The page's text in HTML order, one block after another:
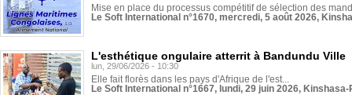
Mise en place du processus compétitif de sélection des
Le Soft International n°1670, mercredi, 5 août 2026,
L'esthétique ongulaire atterrit à Bandundu Ville
lun, 29/06/2026 - 10:30
Elle fait florès dans les pays d'Afrique de l'est...
Le Soft International n°1667, lundi, 29 juin 2026,